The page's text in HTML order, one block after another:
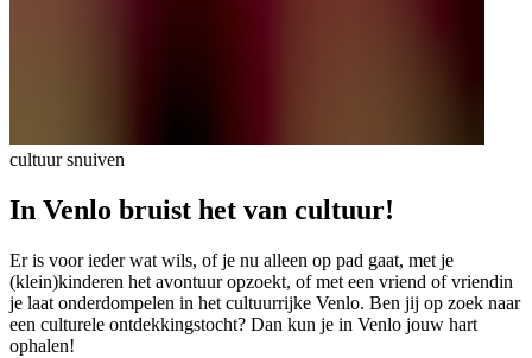
cultuur snuiven
In Venlo bruist het van cultuur!
Er is voor ieder wat wils, of je nu alleen op pad gaat, met je
(klein)kinderen het avontuur opzoekt, of met een vriend of vriendin
je laat onderdompelen in het cultuurrijke Venlo. Ben jij op zoek naar
een culturele ontdekkingstocht? Dan kun je in Venlo jouw hart
ophalen!